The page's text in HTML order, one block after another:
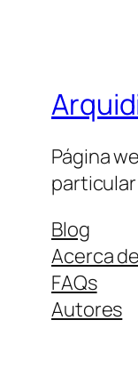
Página
Blog
Acerca
FAQs
Autores